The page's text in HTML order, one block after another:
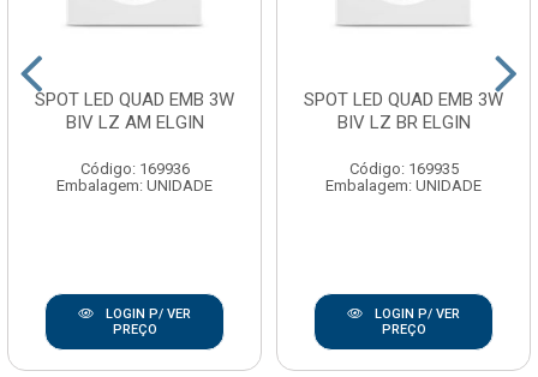
SPOT LED QUAD EMB 3W
BIV LZ AM ELGIN
Código: 169936
Embalagem: UNIDADE
LOGIN P/ VER
PREÇO
SPOT LED QUAD EMB 3W
BIV LZ BR ELGIN
Código: 169935
Embalagem: UNIDADE
LOGIN P/ VER
PREÇO